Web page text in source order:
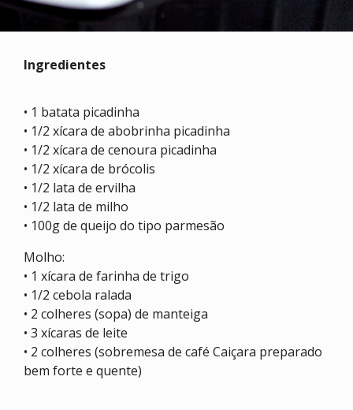
Ingredientes
• 1 batata picadinha
• 1/2 xícara de abobrinha picadinha
• 1/2 xícara de cenoura picadinha
• 1/2 xícara de brócolis
• 1/2 lata de ervilha
• 1/2 lata de milho
• 100g de queijo do tipo parmesão
Molho:
• 1 xícara de farinha de trigo
• 1/2 cebola ralada
• 2 colheres (sopa) de manteiga
• 3 xícaras de leite
• 2 colheres (sobremesa de café Caiçara preparado
bem forte e quente)